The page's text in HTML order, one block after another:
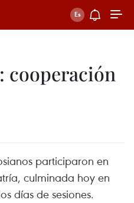
cooperación
participaron en
culminada hoy en
días de sesiones.